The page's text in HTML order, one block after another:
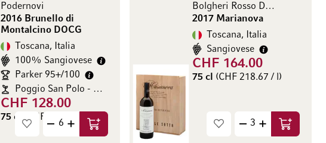
Podernovi
2016 Brunello di
Montalcino DOCG
Toscana, Italia
100% Sangiovese
Parker 95+/100
Poggio San Polo - Marilisa Allegrini
CHF 128.00
75 cl (CHF 170.67 / l)
Aggiungi al Carrello
Bolgheri Rosso DOC Superiore
2017 Marianova
Toscana, Italia
Sangiovese
CHF 164.00
75 cl (CHF 218.67 / l)
Aggiungi